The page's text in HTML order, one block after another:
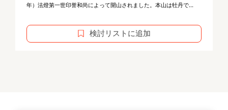
年）法燈第一世印誉和尚によって開山されました。本山は牡丹で...
検討リストに追加